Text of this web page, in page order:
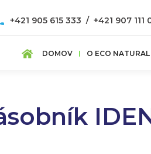
DOMOV O ECO NATURAL
+421 905 615 333 / +421 907 111